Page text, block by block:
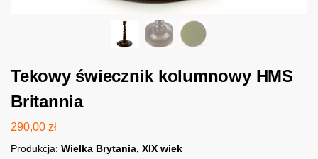
Tekowy świecznik kolumnowy HMS
Britannia
290,00 zł
Produkcja: Wielka Brytania, XIX wiek